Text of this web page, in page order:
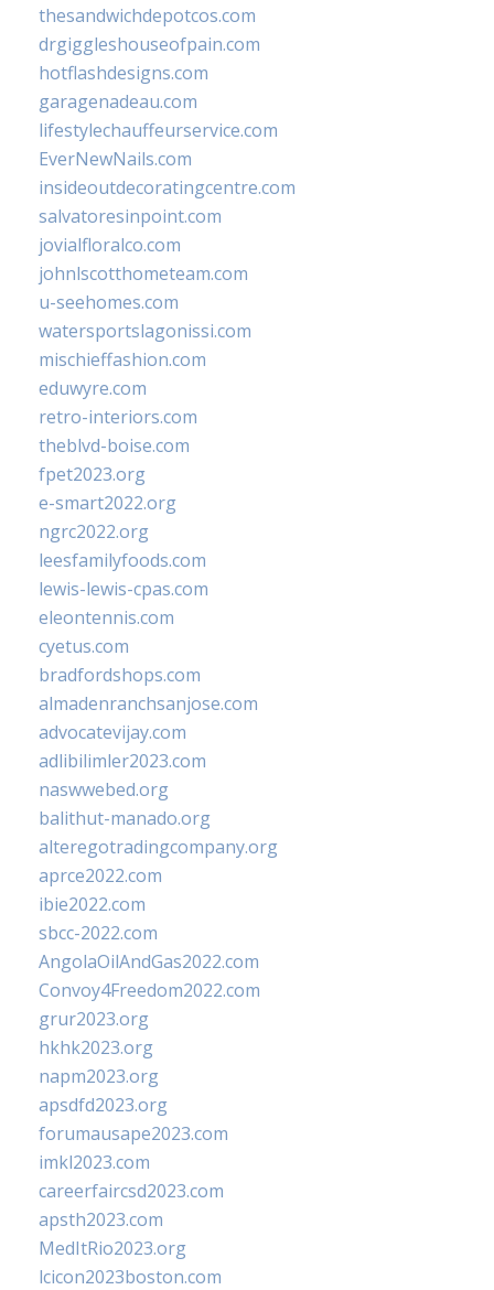
thesandwichdepotcos.com
drgiggleshouseofpain.com
hotflashdesigns.com
garagenadeau.com
lifestylechauffeurservice.com
EverNewNails.com
insideoutdecoratingcentre.com
salvatoresinpoint.com
jovialfloralco.com
johnlscotthometeam.com
u-seehomes.com
watersportslagonissi.com
mischieffashion.com
eduwyre.com
retro-interiors.com
theblvd-boise.com
fpet2023.org
e-smart2022.org
ngrc2022.org
leesfamilyfoods.com
lewis-lewis-cpas.com
eleontennis.com
cyetus.com
bradfordshops.com
almadenranchsanjose.com
advocatevijay.com
adlibilimler2023.com
naswwebed.org
balithut-manado.org
alteregotradingcompany.org
aprce2022.com
ibie2022.com
sbcc-2022.com
AngolaOilAndGas2022.com
Convoy4Freedom2022.com
grur2023.org
hkhk2023.org
napm2023.org
apsdfd2023.org
forumausape2023.com
imkl2023.com
careerfaircsd2023.com
apsth2023.com
MedItRio2023.org
lcicon2023boston.com